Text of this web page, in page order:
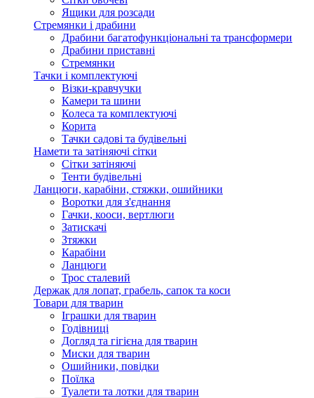
Ящики для розсади
Стремянки і драбини
Драбини багатофункціональні та трансформери
Драбини приставні
Стремянки
Тачки і комплектуючі
Візки-кравчучки
Камери та шини
Колеса та комплектуючі
Корита
Тачки садові та будівельні
Намети та затіняючі сітки
Сітки затіняючі
Тенти будівельні
Ланцюги, карабіни, стяжки, ошийники
Воротки для з'єднання
Гачки, кооси, вертлюги
Затискачі
Зтяжки
Карабіни
Ланцюги
Трос сталевий
Держак для лопат, грабель, сапок та коси
Товари для тварин
Іграшки для тварин
Годівниці
Догляд та гігієна для тварин
Миски для тварин
Ошийники, повідки
Поїлка
Туалети та лотки для тварин